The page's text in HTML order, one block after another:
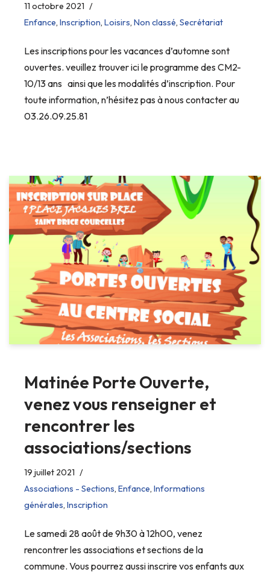
11 octobre 2021
Enfance, Inscription, Loisirs, Non classé, Secrétariat
Les inscriptions pour les vacances d’automne sont
ouvertes. veuillez trouver ici le programme des CM2-
10/13 ans ainsi que les modalités d’inscription. Pour
toute information, n’hésitez pas à nous contacter au
03.26.09.25.81
Matinée Porte Ouverte,
venez vous renseigner et
rencontrer les
associations/sections
19 juillet 2021
Associations - Sections, Enfance, Informations
générales, Inscription
Le samedi 28 août de 9h30 à 12h00, venez
rencontrer les associations et sections de la
commune. Vous pourrez aussi inscrire vos enfants aux